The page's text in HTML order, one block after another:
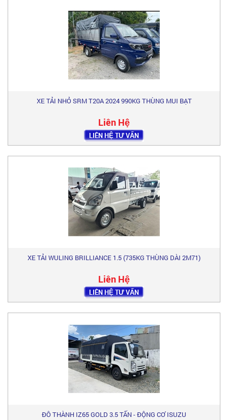
XE TẢI NHỎ SRM T20A 2024 990KG THÙNG MUI BẠT
Liên Hệ
LIÊN HỆ TƯ VẤN
XE TẢI WULING BRILLIANCE 1.5 (735KG THÙNG DÀI 2M71)
Liên Hệ
LIÊN HỆ TƯ VẤN
ĐÔ THÀNH IZ65 GOLD 3.5 TẤN - ĐỘNG CƠ ISUZU